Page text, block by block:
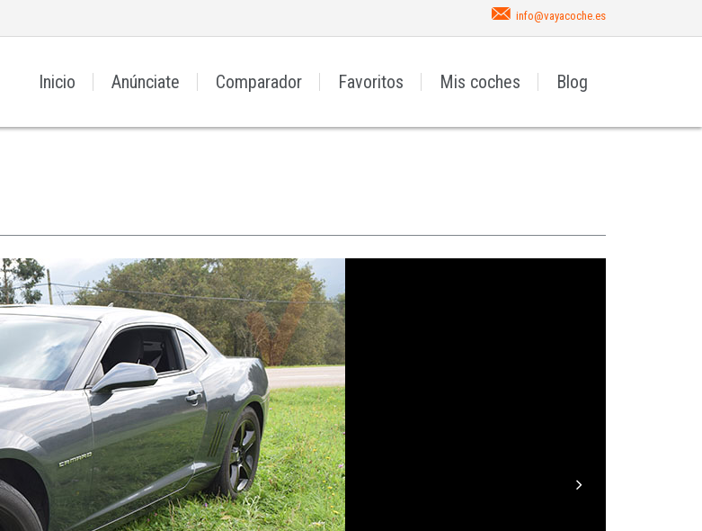
info@vayacoche.es
Inicio Anúnciate Comparador Favoritos Mis coches Blog